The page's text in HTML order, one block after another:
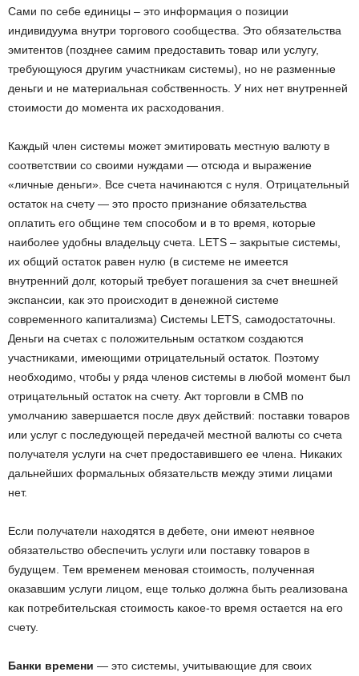
Сами по себе единицы – это информация о позиции
индивидуума внутри торгового сообщества. Это обязательства
эмитентов (позднее самим предоставить товар или услугу,
требующуюся другим участникам системы), но не разменные
деньги и не материальная собственность. У них нет внутренней
стоимости до момента их расходования.
Каждый член системы может эмитировать местную валюту в
соответствии со своими нуждами — отсюда и выражение
«личные деньги». Все счета начинаются с нуля. Отрицательный
остаток на счету — это просто признание обязательства
оплатить его общине тем способом и в то время, которые
наиболее удобны владельцу счета. LETS – закрытые системы,
их общий остаток равен нулю (в системе не имеется
внутренний долг, который требует погашения за счет внешней
экспансии, как это происходит в денежной системе
современного капитализма) Системы LETS, самодостаточны.
Деньги на счетах с положительным остатком создаются
участниками, имеющими отрицательный остаток. Поэтому
необходимо, чтобы у ряда членов системы в любой момент был
отрицательный остаток на счету. Акт торговли в СМВ по
умолчанию завершается после двух действий: поставки товаров
или услуг с последующей передачей местной валюты со счета
получателя услуги на счет предоставившего ее члена. Никаких
дальнейших формальных обязательств между этими лицами
нет.
Если получатели находятся в дебете, они имеют неявное
обязательство обеспечить услуги или поставку товаров в
будущем. Тем временем меновая стоимость, полученная
оказавшим услуги лицом, еще только должна быть реализована
как потребительская стоимость какое-то время остается на его
счету.
Банки времени — это системы, учитывающие для своих